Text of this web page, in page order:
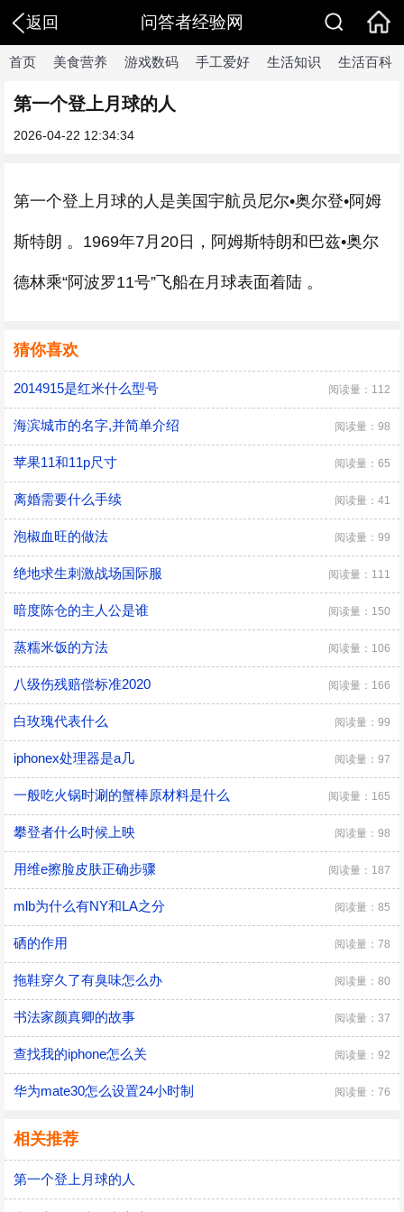
返回 问答者经验网
首页 美食营养 游戏数码 手工爱好 生活知识 生活百科
第一个登上月球的人
2026-04-22 12:34:34
第一个登上月球的人是美国宇航员尼尔•奥尔登•阿姆
斯特朗 。1969年7月20日，阿姆斯特朗和巴兹•奥尔
德林乘“阿波罗11号”飞船在月球表面着陆 。
猜你喜欢
2014915是红米什么型号 阅读量：112
海滨城市的名字,并简单介绍 阅读量：98
苹果11和11p尺寸 阅读量：65
离婚需要什么手续 阅读量：41
泡椒血旺的做法 阅读量：99
绝地求生刺激战场国际服 阅读量：111
暗度陈仓的主人公是谁 阅读量：150
蒸糯米饭的方法 阅读量：106
八级伤残赔偿标准2020 阅读量：166
白玫瑰代表什么 阅读量：99
iphonex处理器是a几 阅读量：97
一般吃火锅时涮的蟹棒原材料是什么 阅读量：165
攀登者什么时候上映 阅读量：98
用维e擦脸皮肤正确步骤 阅读量：187
mlb为什么有NY和LA之分 阅读量：85
硒的作用 阅读量：78
拖鞋穿久了有臭味怎么办 阅读量：80
书法家颜真卿的故事 阅读量：37
查找我的iphone怎么关 阅读量：92
华为mate30怎么设置24小时制 阅读量：76
相关推荐
第一个登上月球的人